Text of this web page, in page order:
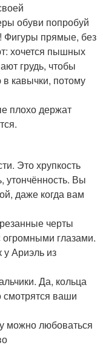
обуви попробуй
Фигуры прямые, без
хочется пышных
грудь, чтобы
кавычки, потому
плохо держат
Это хрупкость
Вы
даже когда вам
черты
глазами.
у Ариэль из
Да, кольца
смотрятся ваши
можно любоваться